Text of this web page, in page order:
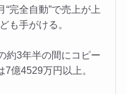
完全自動”で売上が上
も手がける。
約3年半の間にコピー
億4529万円以上。